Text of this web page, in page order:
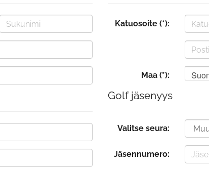
Katuosoite (*):
Maa (*):
Golf jäsenyys
Valitse seura:
Jäsennumero: